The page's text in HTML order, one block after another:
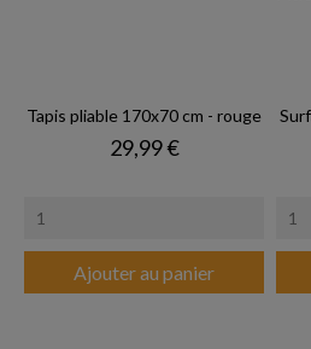
Tapis pliable 170x70 cm - rouge
Prix
29,99 €
Ajouter au panier